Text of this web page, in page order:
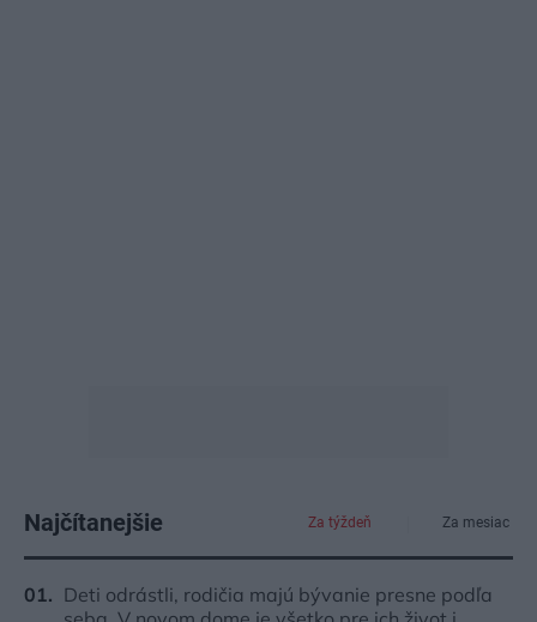
Najčítanejšie Za týždeň Za mesiac
Deti odrástli, rodičia majú bývanie presne podľa